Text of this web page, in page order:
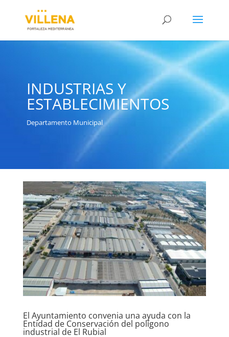
INDUSTRIAS Y
ESTABLECIMIENTOS
Departamento Municipal
El Ayuntamiento convenia una ayuda con la
Entidad de Conservación del polígono
industrial de El Rubial